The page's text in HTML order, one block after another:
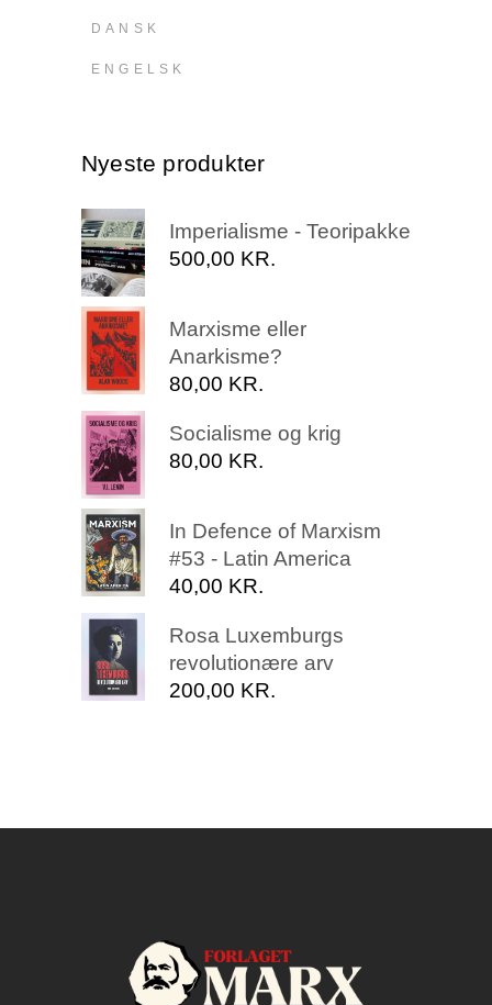
DANSK
ENGELSK
Nyeste produkter
Imperialisme - Teoripakke
500,00 KR.
Marxisme eller
Anarkisme?
80,00 KR.
Socialisme og krig
80,00 KR.
In Defence of Marxism
#53 - Latin America
40,00 KR.
Rosa Luxemburgs
revolutionære arv
200,00 KR.